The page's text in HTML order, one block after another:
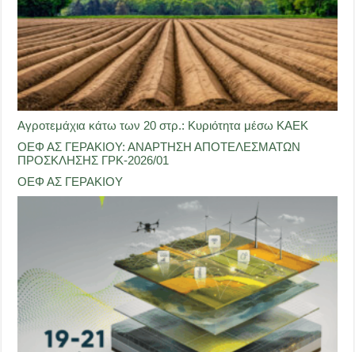
Αγροτεμάχια κάτω των 20 στρ.: Κυριότητα μέσω ΚΑΕΚ
ΟΕΦ ΑΣ ΓΕΡΑΚΙΟΥ: ΑΝΑΡΤΗΣΗ ΑΠΟΤΕΛΕΣΜΑΤΩΝ
ΠΡΟΣΚΛΗΣΗΣ ΓΡΚ-2026/01
ΟΕΦ ΑΣ ΓΕΡΑΚΙΟΥ